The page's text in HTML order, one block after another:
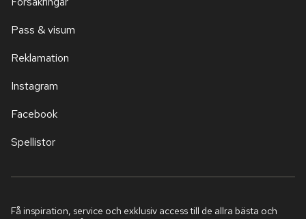
Pass & visum
Reklamation
Instagram
Facebook
Spellistor
Få inspiration, service och exklusiv access till de allra bästa och